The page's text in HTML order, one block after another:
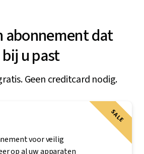
abonnement dat
bij u past
Geen creditcard nodig.
SALE